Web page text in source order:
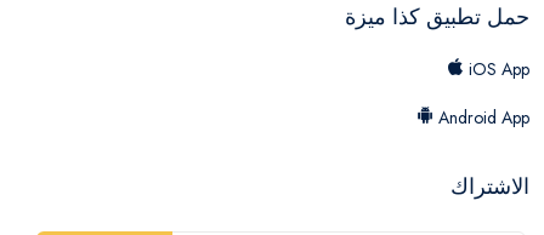
حمل تطبيق كذا ميزة
iOS App
Android App
الاشتراك